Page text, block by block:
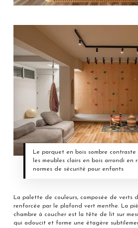
Le parquet en bois sombre contraste
les meubles clairs en bois arrondi en
normes de sécurité pour enfants
La palette de couleurs, composée de verts
renforcée par le plafond vert menthe. La
chambre à coucher est la tête de lit sur
qui adoucit et forme une étagère